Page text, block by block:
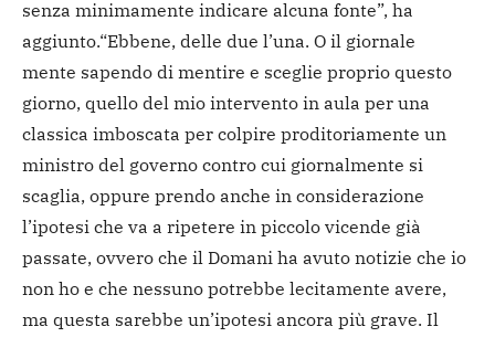
senza minimamente indicare alcuna fonte”, ha
aggiunto.“Ebbene, delle due l’una. O il giornale
mente sapendo di mentire e sceglie proprio questo
giorno, quello del mio intervento in aula per una
classica imboscata per colpire proditoriamente un
ministro del governo contro cui giornalmente si
scaglia, oppure prendo anche in considerazione
l’ipotesi che va a ripetere in piccolo vicende già
passate, ovvero che il Domani ha avuto notizie che io
non ho e che nessuno potrebbe lecitamente avere,
ma questa sarebbe un’ipotesi ancora più grave. Il